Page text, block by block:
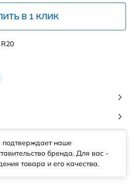
В 1 КЛИК
R20
наше
бренда. Для вас -
товара и его качества.